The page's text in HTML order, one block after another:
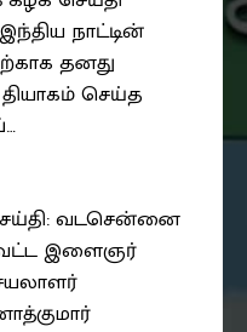
நாட்டின்
தனது
செய்த
வடசென்னை
இளைஞர்